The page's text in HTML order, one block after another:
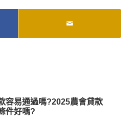
容易通過嗎?2025農會貸款
件好嗎?